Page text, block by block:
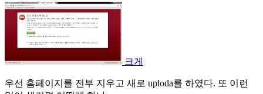
크게
우선 홈페이지를 전부 지우고 새로 uploda를 하였다. 또 이런